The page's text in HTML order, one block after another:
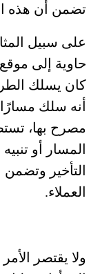
تضمن أن هذه
على سبيل
حاوية إلى موقع
كان يسلك
أنه سلك
مصرح بها،
المسار أو
التأخير وتضمن
العملاء.
ولا يقتصر